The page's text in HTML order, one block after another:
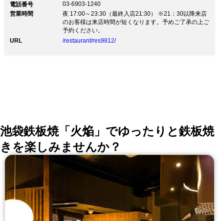
電話番号
03-6903-1240
営業時間
夜 17:00～23:30（最終入店21:30） ※21：30以降来店
のお客様は来店時間が短くなります。予めご了承の上ご
予約ください。
URL
/restaurant/res9812/
池袋鉄板焼「火焔」でゆったりと鉄板焼
きを楽しみませんか？